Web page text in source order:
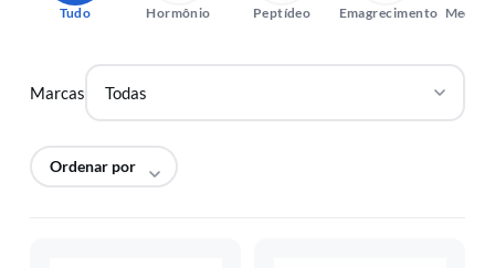
Tudo Hormônio Peptídeo Emagrecimento
Marcas